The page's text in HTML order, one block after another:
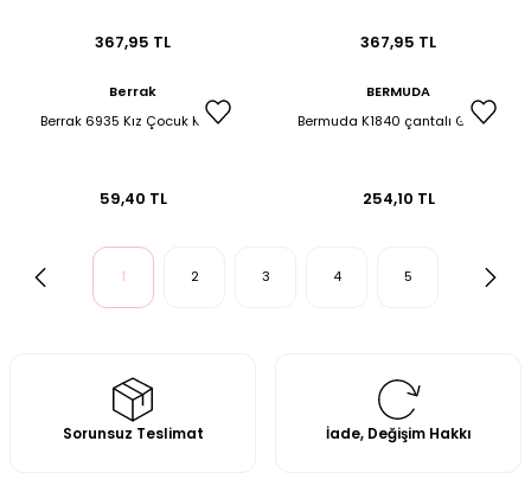
367,95 TL 367,95 TL
Berrak
Berrak 6935 Kız Çocuk Külot
59,40 TL
BERMUDA
Bermuda K1840 çantalı Gözlük
254,10 TL
1 2 3 4 5
Sorunsuz Teslimat İade, Değişim Hakkı